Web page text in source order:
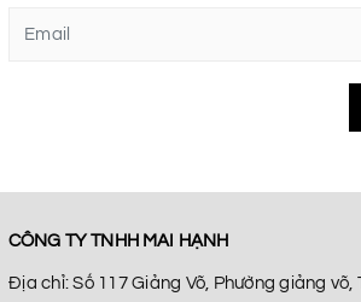
CÔNG TY TNHH MAI HẠNH
Địa chỉ: Số 117 Giảng Võ, Phường giảng võ,